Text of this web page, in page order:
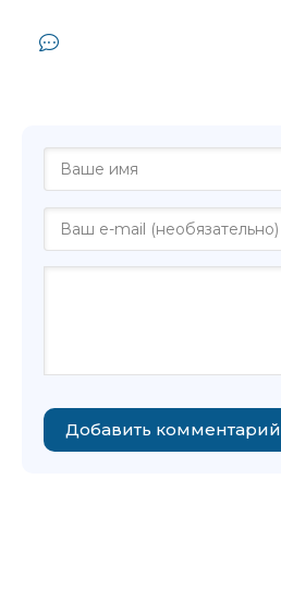
Добавить комментарий